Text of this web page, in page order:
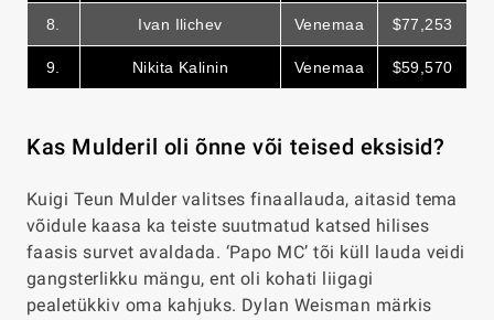
8. Ivan Ilichev Venemaa $77,253
9. Nikita Kalinin Venemaa $59,570
Kas Mulderil oli õnne või teised eksisid?
Kuigi Teun Mulder valitses finaallauda, aitasid tema
võidule kaasa ka teiste suutmatud katsed hilises
faasis survet avaldada. ‘Papo MC’ tõi küll lauda veidi
gangsterlikku mängu, ent oli kohati liigagi
pealetükkiv oma kahjuks. Dylan Weisman märkis